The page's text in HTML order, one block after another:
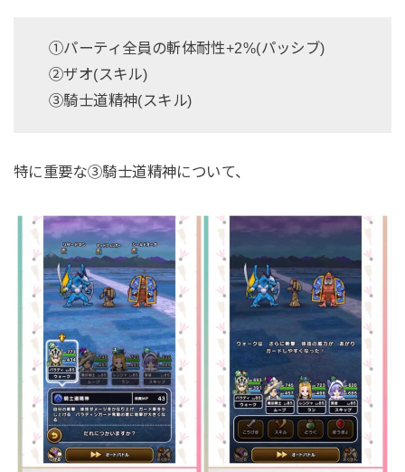
①パーティ全員の斬体耐性+2%(パッシブ)
②ザオ(スキル)
③騎士道精神(スキル)
特に重要な③騎士道精神について、